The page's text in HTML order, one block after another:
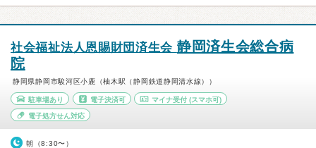
社会福祉法人恩賜財団済生会 静岡済生会総合病
院
静岡県静岡市駿河区小鹿（柚木駅（静岡鉄道静岡清水線））
駐車場あり 電子決済可 マイナ受付 (スマホ可)
電子処方せん対応
朝（8:30〜）